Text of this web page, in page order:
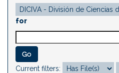
for
Current filters: